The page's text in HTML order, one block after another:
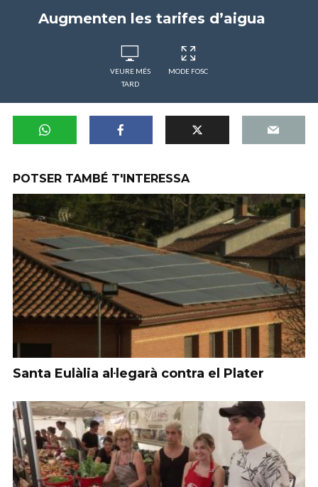
Augmenten les tarifes d’aigua
VEURE MÉS
TARD
MODE FOSC
POTSER TAMBÉ T'INTERESSA
Santa Eulàlia al·legarà contra el Plater